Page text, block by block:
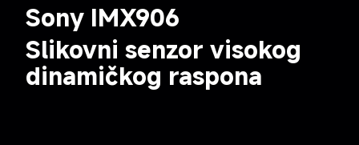
Sony IMX906
Slikovni senzor visokog
dinamičkog raspona